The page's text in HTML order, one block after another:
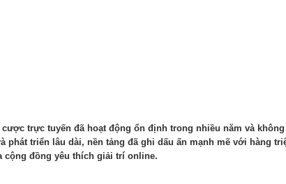
trực tuyến đã hoạt động ổn định trong nhiều năm và
phát triển lâu dài, nền tảng đã ghi dấu ấn mạnh mẽ với hàng
đồng yêu thích giải trí online.